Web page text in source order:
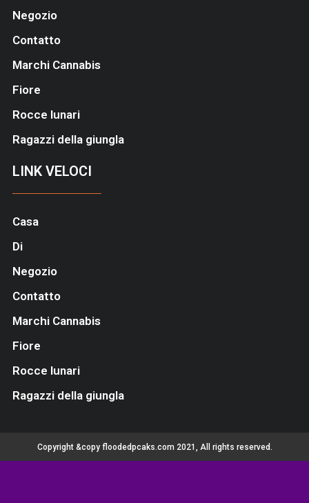
Negozio
Contatto
Marchi Cannabis
Fiore
Rocce lunari
Ragazzi della giungla
LINK VELOCI
Casa
Di
Negozio
Contatto
Marchi Cannabis
Fiore
Rocce lunari
Ragazzi della giungla
Copyright &copy floodedpcaks.com 2021, All rights reserved.